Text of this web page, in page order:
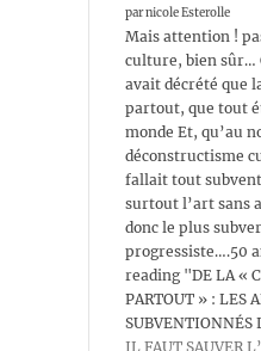
par nicole Esterolle
Mais attention !
culture, bien sûr…
avait décrété que
partout, que tout
monde Et, qu’au
déconstructisme
fallait tout
surtout l’art sans
donc le plus
progressiste….50
reading "DE LA «
PARTOUT » : LES
SUBVENTIONNÉS
IL FAUT SAUVER